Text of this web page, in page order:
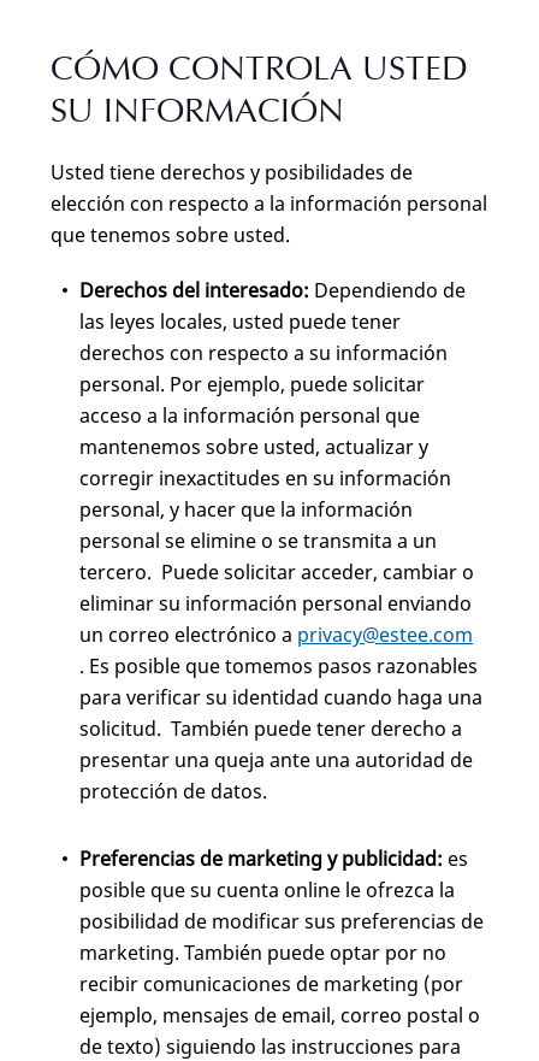
CÓMO CONTROLA USTED
SU INFORMACIÓN
Usted tiene derechos y posibilidades de
elección con respecto a la información personal
que tenemos sobre usted.
Derechos del interesado: Dependiendo de
las leyes locales, usted puede tener
derechos con respecto a su información
personal. Por ejemplo, puede solicitar
acceso a la información personal que
mantenemos sobre usted, actualizar y
corregir inexactitudes en su información
personal, y hacer que la información
personal se elimine o se transmita a un
tercero. Puede solicitar acceder, cambiar o
eliminar su información personal enviando
un correo electrónico a privacy@estee.com
. Es posible que tomemos pasos razonables
para verificar su identidad cuando haga una
solicitud. También puede tener derecho a
presentar una queja ante una autoridad de
protección de datos.
Preferencias de marketing y publicidad: es
posible que su cuenta online le ofrezca la
posibilidad de modificar sus preferencias de
marketing. También puede optar por no
recibir comunicaciones de marketing (por
ejemplo, mensajes de email, correo postal o
de texto) siguiendo las instrucciones para